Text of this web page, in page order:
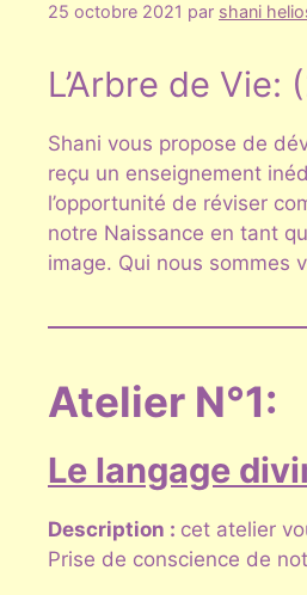
25 octobre 2021 par shani
L’Arbre de Vie:
Shani vous propose de
reçu un enseignement
l’opportunité de réviser
notre Naissance en tant
image. Qui nous sommes
Atelier N°1:
Le langage
Description : cet atelier
Prise de conscience de